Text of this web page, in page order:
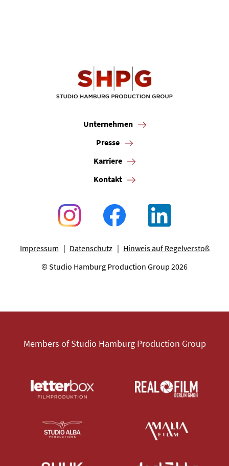
Unternehmen
Presse
Karriere
Kontakt
Impressum Datenschutz
Hinweis auf Regelverstoß
© Studio Hamburg Production Group 2026
Members of Studio Hamburg Production Group